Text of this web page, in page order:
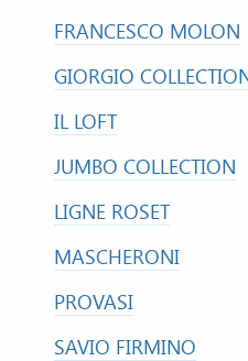
FRANCESCO MOLON
GIORGIO
IL LOFT
JUMBO COLLECTION
LIGNE ROSET
MASCHERONI
PROVASI
SAVIO FIRMINO